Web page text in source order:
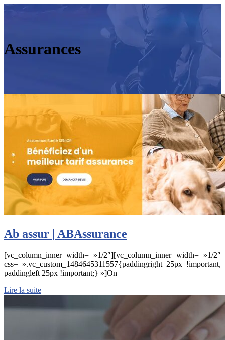
Assurances
Ab assur | ABAssurance
[vc_column_inner width= »1/2″][vc_column_inner width= »1/2″
css= ».vc_custom_1484645311557{paddingright 25px !important,
paddingleft 25px !important;} »]On
Lire la suite